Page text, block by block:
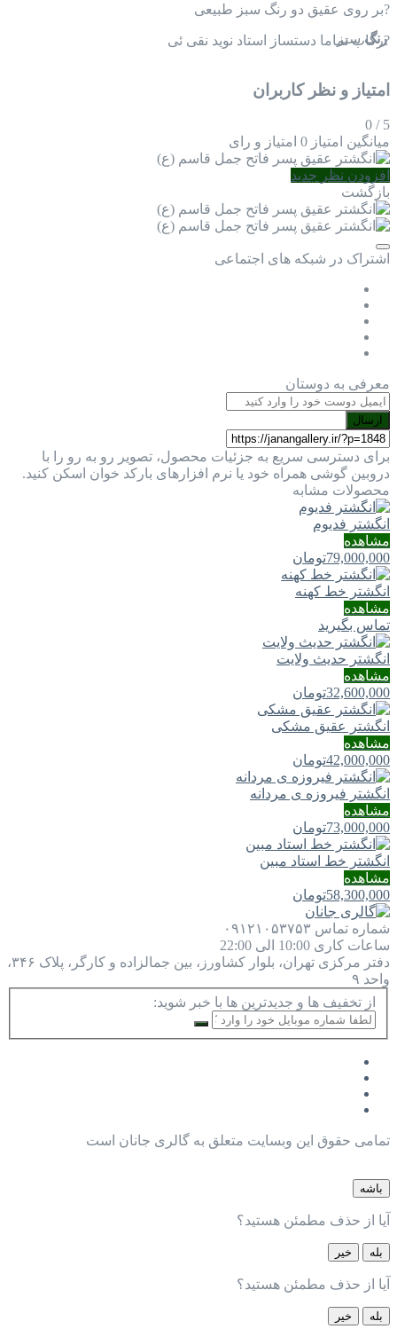
?️بر روی عقیق دو رنگ سبز طبیعی
?️رکاب تماما دستساز استاد نوید نقی ئی
رنگ سبز
امتیاز و نظر کاربران
5
/
0
میانگین امتیاز 0 امتیاز و رای
افزودن نظر جدید
بازگشت
اشتراک در شبکه های اجتماعی
معرفی به دوستان
ارسال
برای دسترسی سریع به جزئیات محصول، تصویر رو به رو را با
دروبین گوشی همراه خود یا نرم افزارهای بارکد خوان اسکن کنید.
محصولات مشابه
انگشتر فدیوم
مشاهده
79,000,000تومان
انگشتر خط کهنه
مشاهده
تماس بگیرید
انگشتر حدیث ولایت
مشاهده
32,600,000تومان
انگشتر عقیق مشکی
مشاهده
42,000,000تومان
انگشتر فیروزه ی مردانه
مشاهده
73,000,000تومان
انگشتر خط استاد مبین
مشاهده
58,300,000تومان
شماره تماس ۰۹۱۲۱۰۵۳۷۵۳
ساعات کاری 10:00 الی 22:00
دفتر مرکزی
تهران، بلوار کشاورز، بین جمالزاده و کارگر، پلاک ۳۴۶،
واحد ۹
از تخفیف ها و جدیدترین ها با خبر شوید:
تمامی حقوق این وبسایت متعلق به گالری جانان است
باشه
آیا از حذف مطمئن هستید؟
بله خیر
آیا از حذف مطمئن هستید؟
بله خیر